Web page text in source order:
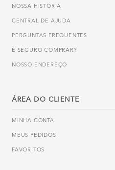
NOSSA HISTÓRIA
CENTRAL DE AJUDA
PERGUNTAS FREQUENTES
É SEGURO COMPRAR?
NOSSO ENDEREÇO
ÁREA DO CLIENTE
MINHA CONTA
MEUS PEDIDOS
FAVORITOS